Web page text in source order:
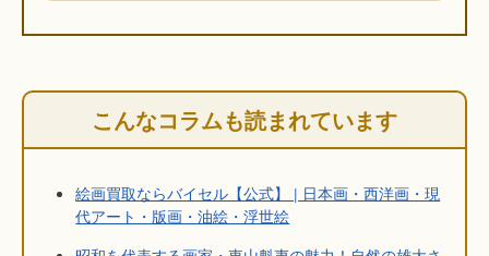
こんなコラムも読まれています
絵画買取ならバイセル【公式】 | 日本画・西洋画・現
代アート・版画・油絵・浮世絵